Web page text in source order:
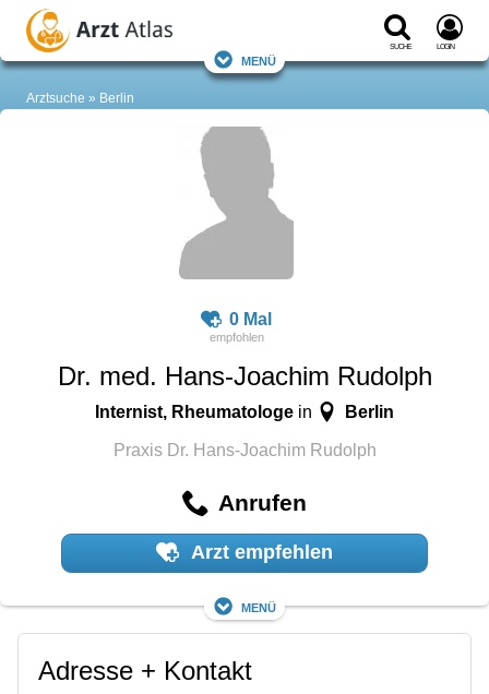
Suche Login
Menü
Arztsuche Berlin
0 Mal
Dr. med. Hans-Joachim Rudolph
Internist, Rheumatologe in Berlin
Praxis Dr. Hans-Joachim Rudolph
Anrufen
Arzt empfehlen
Menü
Adresse + Kontakt